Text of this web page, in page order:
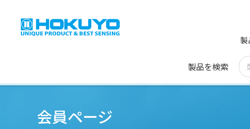
製
製品を検索
会員ページ